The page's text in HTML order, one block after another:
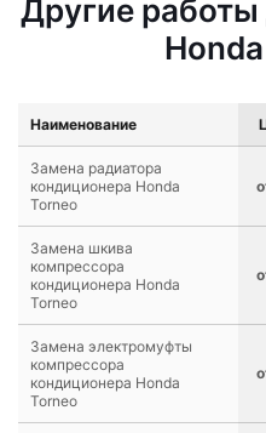
Другие
Наименование
Замена радиатора
кондиционера Honda
Torneo
Замена шкива
компрессора
кондиционера Honda
Torneo
Замена электромуфты
компрессора
кондиционера Honda
Torneo